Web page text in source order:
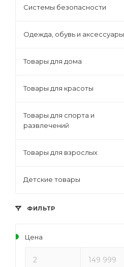
Системы безопасности
Одежда, обувь и аксессуары
Товары для дома
Товары для красоты
Товары для спорта и
развлечений
Товары для взрослых
Детские товары
ФИЛЬТР
Цена